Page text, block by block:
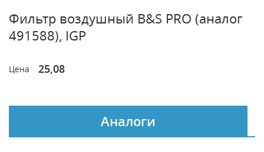
Фильтр воздушный B&S PRO (аналог
491588), IGP
Цена 25,08
Аналоги